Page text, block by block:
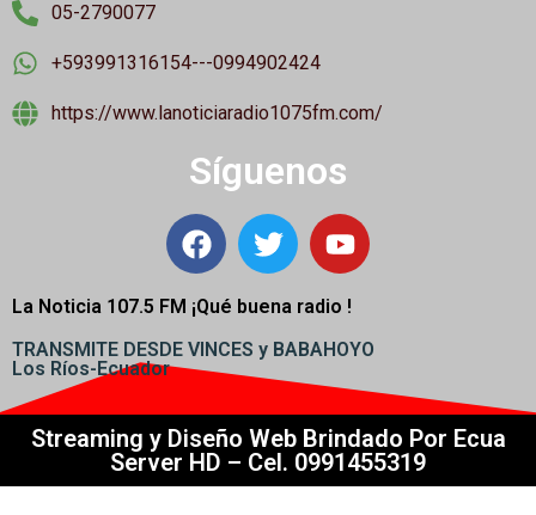
05-2790077
+593991316154---0994902424
https://www.lanoticiaradio1075fm.com/
Síguenos
La Noticia 107.5 FM ¡Qué buena radio !
TRANSMITE DESDE VINCES y BABAHOYO
Los Ríos-Ecuador
Streaming y Diseño Web Brindado Por Ecua
Server HD – Cel. 0991455319